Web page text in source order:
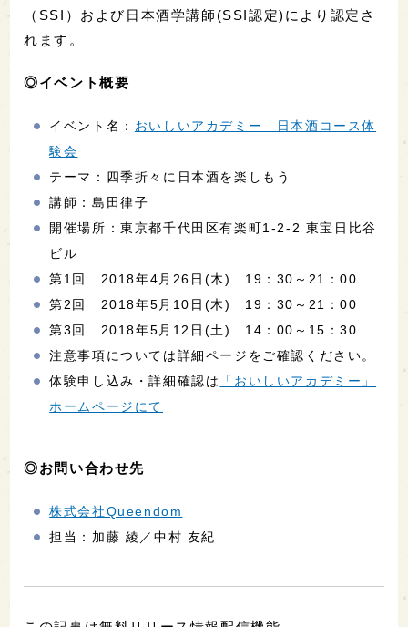
（SSI）および日本酒学講師(SSI認定)により認定さ
れます。
◎イベント概要
イベント名： おいしいアカデミー 日本酒コース体
験会
テーマ：四季折々に日本酒を楽しもう
講師：島田律子
開催場所：東京都千代田区有楽町1‐2‐2 東宝日比谷
ビル
第1回 2018年4月26日(木) 19：30～21：00
第2回 2018年5月10日(木) 19：30～21：00
第3回 2018年5月12日(土) 14：00～15：30
注意事項については詳細ページをご確認ください。
体験申し込み・詳細確認は
「おいしいアカデミー」
ホームページにて
◎お問い合わせ先
株式会社Queendom
担当：加藤 綾／中村 友紀